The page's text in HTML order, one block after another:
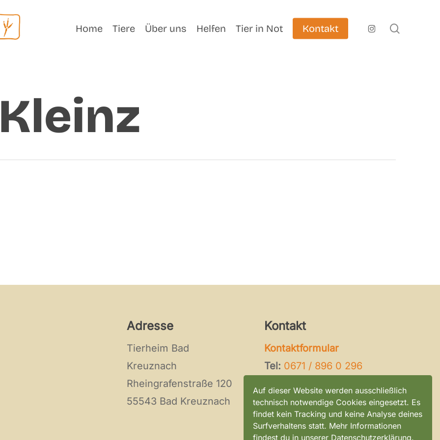
Home Tiere Über uns Helfen Tier in Not Kontakt instagram
Adresse
Tierheim Bad
Kreuznach
Rheingrafenstraße 120
55543 Bad Kreuznach
Kontakt
Kontaktformular
Tel: 0671 / 896 0 296
bad-kreuznach.de
Auf dieser Website werden ausschließlich
technisch notwendige Cookies eingesetzt. Es
findet kein Tracking und keine Analyse deines
Surfverhaltens statt. Mehr Informationen
findest du in unserer Datenschutzerklärung.